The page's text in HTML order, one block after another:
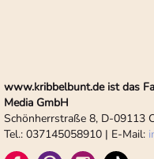
www.kribbelbunt.de ist das
Media GmbH
Schönherrstraße 8, D-09113
Tel.: 037145058910 | E-Mail: